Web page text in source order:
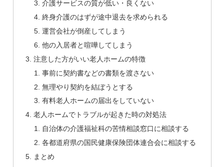
介護サービスの質が低い・良くない
終身介護のはずが途中退去を求められる
運営会社が倒産してしまう
他の入居者と喧嘩してしまう
注意した方がいい老人ホームの特徴
事前に契約書などの書類を渡さない
無理やり契約を結ぼうとする
有料老人ホームの届出をしていない
老人ホームでトラブルが起きた時の対処法
自治体の介護福祉科の苦情相談窓口に相談する
各都道府県の国民健康保険団体連合会に相談する
まとめ